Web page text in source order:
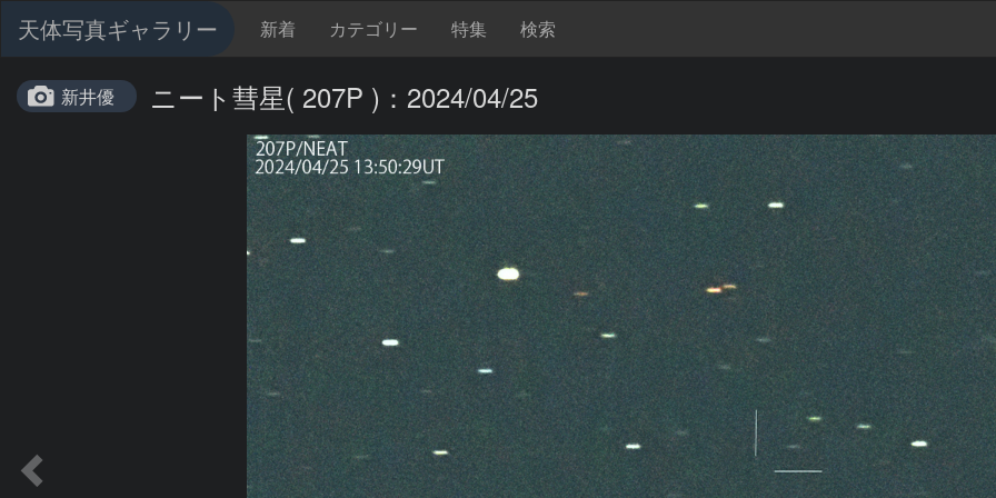
天体写真ギャラリー 新着 カテゴリー 特集 検索
新井優 ニート彗星( 207P )：2024/04/25